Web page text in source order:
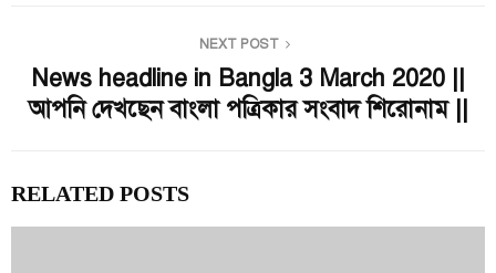
NEXT POST
News headline in Bangla 3 March 2020 ||
আপনি দেখছেন বাংলা পত্রিকার সংবাদ শিরোনাম ||
RELATED POSTS